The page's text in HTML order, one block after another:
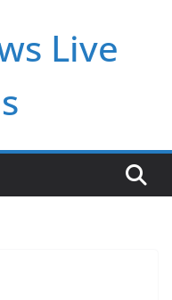
Live